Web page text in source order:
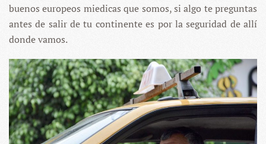
buenos europeos miedicas que somos, si algo te preguntas
antes de salir de tu continente es por la seguridad de allí
donde vamos.